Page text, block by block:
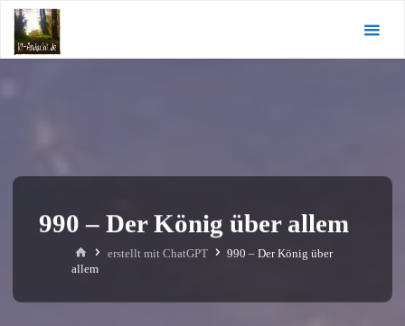
Zum
Inhalt
springen
990 – Der König über allem
Starterstellt mit ChatGPT
990 – Der König über
allem